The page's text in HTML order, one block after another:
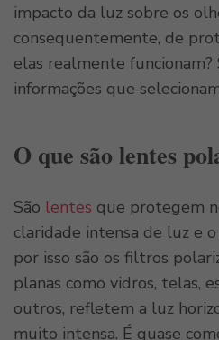
impacto da luz sobre os
consequentemente, de
elas realmente funcionam?
informações que
O que são lentes
São lentes que protegem
claridade intensa de luz e
por isso são os filtros
planas como vidros, telas,
outros, refletem a luz
muito intensa. É quase